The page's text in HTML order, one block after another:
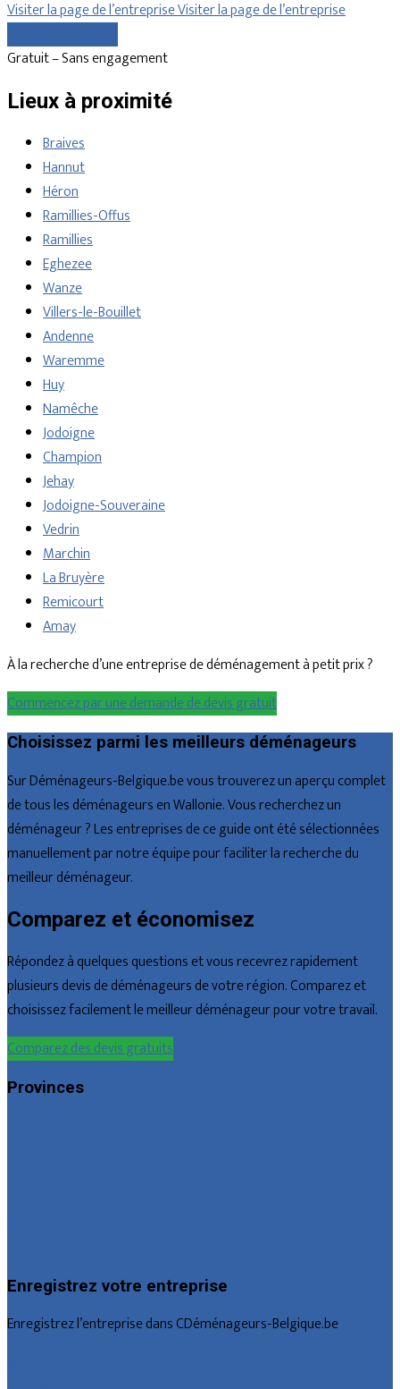
Visiter la page de l’entrepriseVisiter la page de l’entreprise
Gratuit – Sans engagement
Lieux à proximité
Braives
Hannut
Héron
Ramillies-Offus
Ramillies
Eghezee
Wanze
Villers-le-Bouillet
Andenne
Waremme
Huy
Namêche
Jodoigne
Champion
Jehay
Jodoigne-Souveraine
Vedrin
Marchin
La Bruyère
Remicourt
Amay
À la recherche d’une entreprise de déménagement à petit prix ?
Commencez par une demande de devis gratuit
Choisissez parmi les meilleurs déménageurs
Sur Déménageurs-Belgique.be vous trouverez un aperçu complet
de tous les déménageurs en Wallonie. Vous recherchez un
déménageur ? Les entreprises de ce guide ont été sélectionnées
manuellement par notre équipe pour faciliter la recherche du
meilleur déménageur.
Comparez et économisez
Répondez à quelques questions et vous recevrez rapidement
plusieurs devis de déménageurs de votre région. Comparez et
choisissez facilement le meilleur déménageur pour votre travail.
Comparez des devis gratuits
Provinces
Enregistrez votre entreprise
Enregistrez l’entreprise dans CDéménageurs-Belgique.be